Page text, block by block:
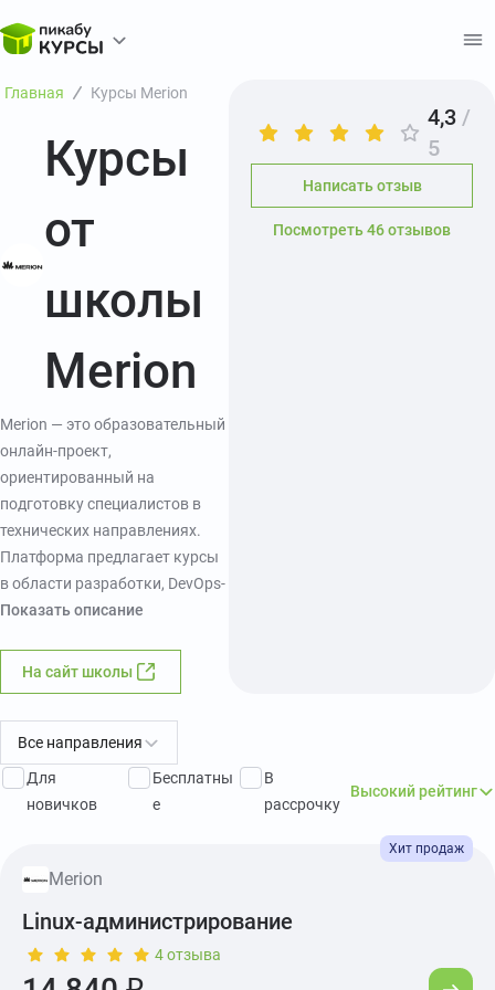
Главная Курсы Merion
Курсы
от
школы
Merion
Merion — это образовательный
онлайн-проект,
ориентированный на
подготовку специалистов в
технических направлениях.
Платформа предлагает курсы
в области разработки, DevOps-
инженерии,
информационной
безопасности с акцентом на
знаний. Программы подойдут
как тем, кто только начинает
следующий
Учебный процесс выстроен
вокруг работы с прикладными
задачами, актуальными
Показать описание
На сайт школы
4,3 /
5
Написать отзыв
Посмотреть 46 отзывов
Все направления
Для
новичков
Бесплатны
е
В
рассрочку
Высокий рейтинг
Merion
Linux-администрирование
4 отзыва